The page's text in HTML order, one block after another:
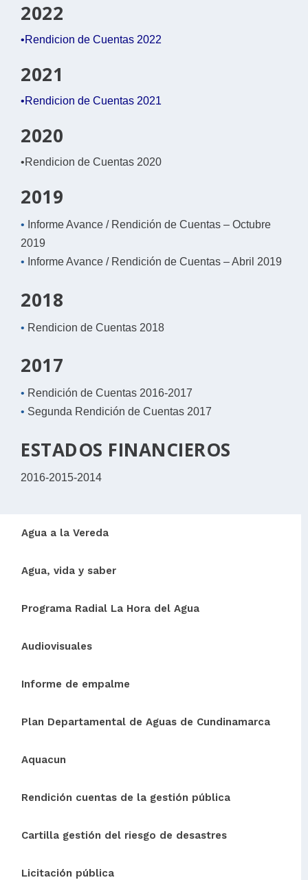
2022
•Rendicion de Cuentas 2022
2021
•Rendicion de Cuentas 2021
2020
•Rendicion de Cuentas 2020
2019
• Informe Avance / Rendición de Cuentas – Octubre
2019
• Informe Avance / Rendición de Cuentas – Abril 2019
2018
• Rendicion de Cuentas 2018
2017
• Rendición de Cuentas 2016-2017
• Segunda Rendición de Cuentas 2017
ESTADOS FINANCIEROS
2016-2015-2014
Agua a la Vereda
Agua, vida y saber
Programa Radial La Hora del Agua
Audiovisuales
Informe de empalme
Plan Departamental de Aguas de Cundinamarca
Aquacun
Rendición cuentas de la gestión pública
Cartilla gestión del riesgo de desastres
Licitación pública